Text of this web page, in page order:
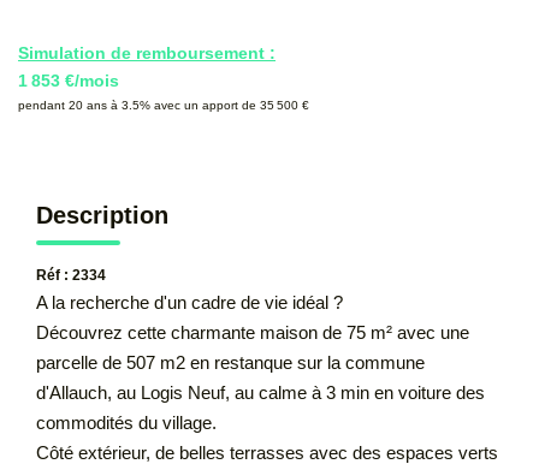
Simulation de remboursement :
1 853 €/mois
pendant 20 ans à 3.5% avec un apport de 35 500 €
Description
Réf : 2334
A la recherche d'un cadre de vie idéal ?
Découvrez cette charmante maison de 75 m² avec une
parcelle de 507 m2 en restanque sur la commune
d'Allauch, au Logis Neuf, au calme à 3 min en voiture des
commodités du village.
Côté extérieur, de belles terrasses avec des espaces verts